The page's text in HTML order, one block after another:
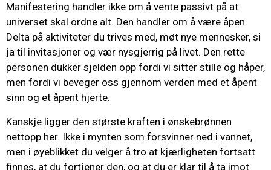
Manifestering handler ikke om å vente passivt på at
universet skal ordne alt. Den handler om å være åpen.
Delta på aktiviteter du trives med, møt nye mennesker, si
ja til invitasjoner og vær nysgjerrig på livet. Den rette
personen dukker sjelden opp fordi vi sitter stille og håper,
men fordi vi beveger oss gjennom verden med et åpent
sinn og et åpent hjerte.
Kanskje ligger den største kraften i ønskebrønnen
nettopp her. Ikke i mynten som forsvinner ned i vannet,
men i øyeblikket du velger å tro at kjærligheten fortsatt
finnes, at du fortjener den, og at du er klar til å ta imot